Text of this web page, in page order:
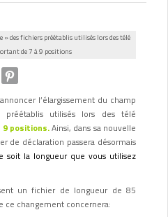
des fichiers préétablis utilisés lors des télé
de 7 à 9 positions
l’élargissement du champ
utilisés lors des télé
9 positions.Ainsi, dans sa nouvelle
de déclaration passera désormais
soit la longueur que vous utilisez
un fichier de longueur de 85
ce changement concernera: